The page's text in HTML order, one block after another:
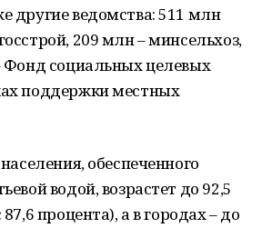
другие ведомства: 511 млн
209 млн – минсельхоз,
Фонд социальных целевых
поддержки местных
обеспеченного
водой, возрастет до 92,5
процента), а в городах – до